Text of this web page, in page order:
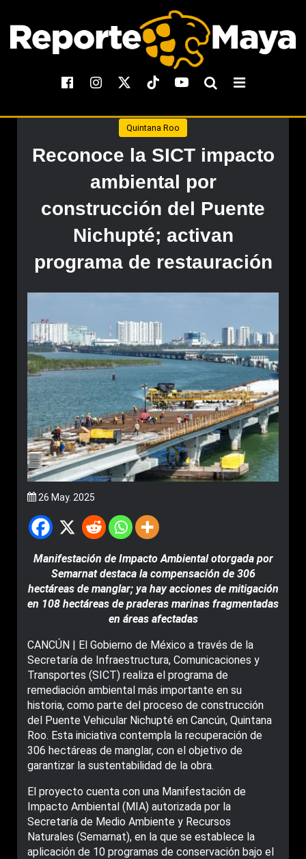
Quintana Roo
Reconoce la SICT impacto
ambiental por
construcción del Puente
Nichupté; activan
programa de restauración
26 May. 2025
Manifestación de Impacto Ambiental otorgada por
Semarnat destaca la compensación de 306
hectáreas de manglar; ya hay acciones de mitigación
en 108 hectáreas de praderas marinas fragmentadas
en áreas afectadas
CANCÚN | El Gobierno de México a través de la
Secretaría de Infraestructura, Comunicaciones y
Transportes (SICT) realiza el programa de
remediación ambiental más importante en su
historia, como parte del proceso de construcción
del Puente Vehicular Nichupté en Cancún, Quintana
Roo. Esta iniciativa contempla la recuperación de
306 hectáreas de manglar, con el objetivo de
garantizar la sustentabilidad de la obra.
El proyecto cuenta con una Manifestación de
Impacto Ambiental (MIA) autorizada por la
Secretaría de Medio Ambiente y Recursos
Naturales (Semarnat), en la que se establece la
aplicación de 10 programas de conservación bajo el